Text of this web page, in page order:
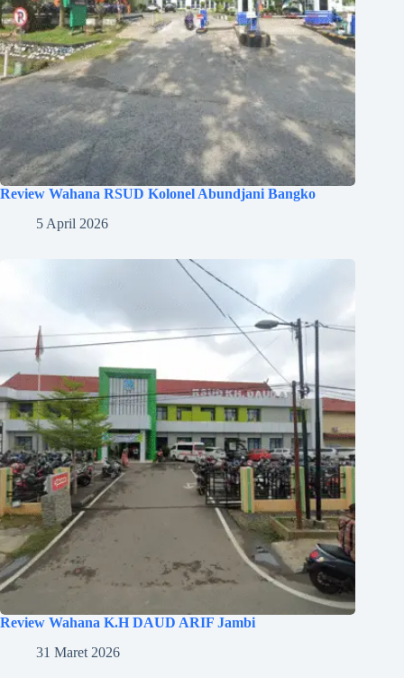
Review Wahana RSUD Kolonel Abundjani Bangko
5 April 2026
Review Wahana K.H DAUD ARIF Jambi
31 Maret 2026